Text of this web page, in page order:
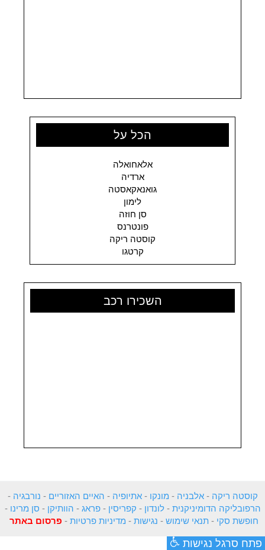
הכל על
אלאחואלה
ארדיה
גואנאקאסטה
לימון
סן חוזה
פונטרנס
קוסטה ריקה
קרטגו
השכירו רכב
קוסטה ריקה -אלבניה - מונקו -אתיופיה - האיים האזוריים - נורבגיה -
הרפובליקה הדומיניקנית -לונדון - קפריסין -פראג - הוותיקן - סן מרינו -
חופשת סקי -תנאי שימוש - נגישות - מדיניות פרטיות - פרסום באתר
פתח סרגל נגישות